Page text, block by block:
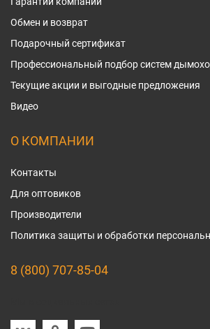
Обмен и возврат
Подарочный сертификат
Профессиональный подбор систем
Текущие акции и выгодные предложения
Видео
О КОМПАНИИ
Контакты
Для оптовиков
Производители
Политика защиты и обработки
8 (800) 707-85-04